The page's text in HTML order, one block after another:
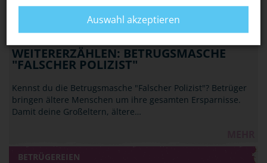
BETRÜGEREIEN
WEITERERZÄHLEN: BETRUGSMASCHE
"FALSCHER POLIZIST"
Kennst du die Betrugsmasche "Falscher Polizist"? Betrüger
bringen ältere Menschen um ihre gesamten Ersparnisse.
Damit deine Großeltern, ältere…
BETRÜGEREIEN
Auswahl akzeptieren